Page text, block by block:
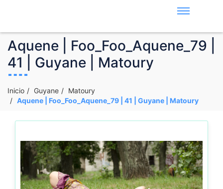
Aquene | Foo_Foo_Aquene_79 |
41 | Guyane | Matoury
Inicio Guyane
Matoury
Aquene | Foo_Foo_Aquene_79 | 41 | Guyane | Matoury